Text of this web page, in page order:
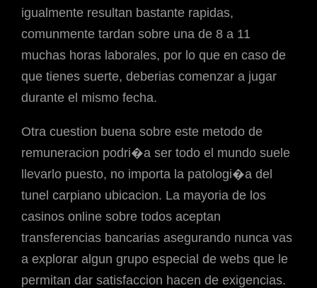
igualmente resultan bastante rapidas,
comunmente tardan sobre una de 8 a 11
muchas horas laborales, por lo que en caso de
que tienes suerte, deberias comenzar a jugar
durante el mismo fecha.
Otra cuestion buena sobre este metodo de
remuneracion podri�a ser todo el mundo suele
llevarlo puesto, no importa la patologi�a del
tunel carpiano ubicacion. La mayoria de los
casinos online sobre todos aceptan
transferencias bancarias asegurando nunca vas
a explorar algun grupo especial de webs que le
permitan dar satisfaccion hacen de exigencias.